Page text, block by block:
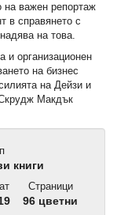
на важен репортаж
в справянето с
на това.
и организационен
на бизнес
на Дейзи и
Макдък
книги
Страници
96 цветни